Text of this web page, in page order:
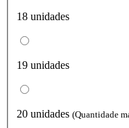
18 unidades
19 unidades
20 unidades (Quantidade